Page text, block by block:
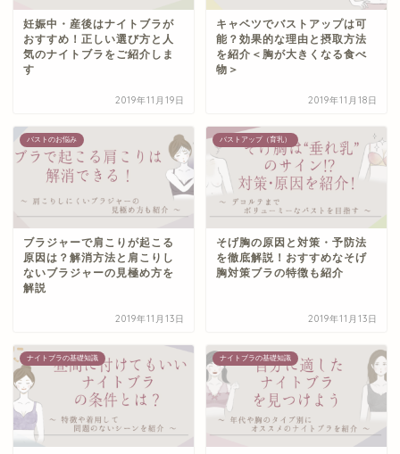
妊娠中・産後はナイトブラが
おすすめ！正しい選び方と人
気のナイトブラをご紹介しま
す
2019年11月19日
キャベツでバストアップは可
能？効果的な理由と摂取方法
を紹介＜胸が大きくなる食べ
物＞
2019年11月18日
バストのお悩み
ブラジャーで肩こりが起こる
原因は？解消方法と肩こりし
ないブラジャーの見極め方を
解説
2019年11月13日
バストアップ（育乳）
そげ胸の原因と対策・予防法
を徹底解説！おすすめなそげ
胸対策ブラの特徴も紹介
2019年11月13日
ナイトブラの基礎知識 ナイトブラの基礎知識